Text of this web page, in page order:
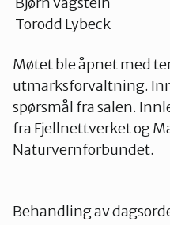
Ottadalen og Sel
Sør-Østerdal
Valdres
Torodd Lybeck
Møtet ble åpnet med
utmarksforvaltning.
spørsmål fra salen.
fra Fjellnettverket og
Naturvernforbundet.
Behandling av